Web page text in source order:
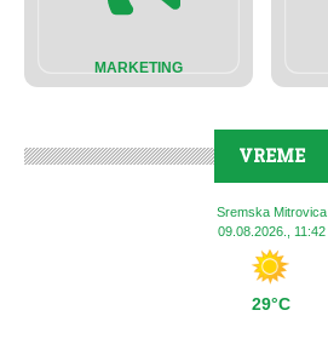
MARKETING
VREME
Sremska Mitrovica
09.08.2026., 11:42
29°C